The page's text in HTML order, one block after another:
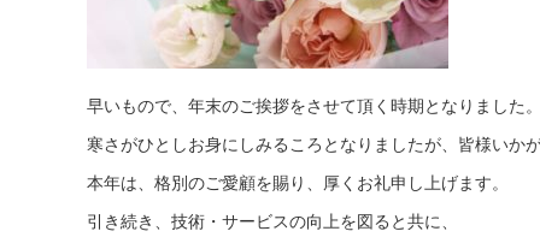
早いもので、年末のご挨拶をさせて頂く時期となりました
寒さがひとしお身にしみるころとなりましたが、皆様いか
本年は、格別のご愛顧を賜り、厚くお礼申し上げます。
引き続き、技術・サービスの向上を図ると共に、